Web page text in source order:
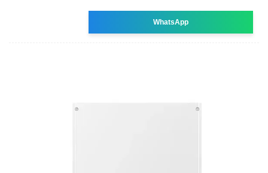
WhatsApp